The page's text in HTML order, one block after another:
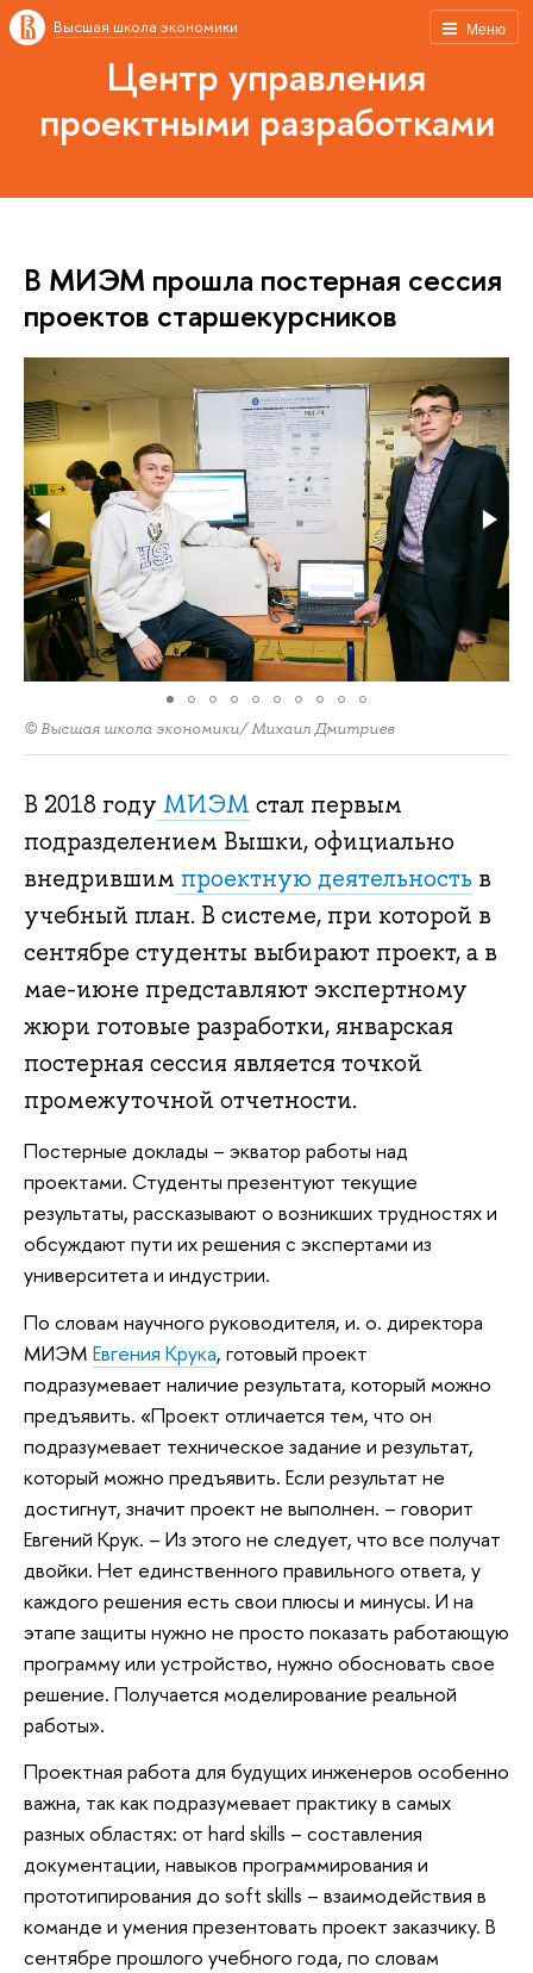
Меню
Высшая школа экономики
Центр управления
проектными разработками
В МИЭМ прошла постерная сессия
проектов старшекурсников
© Высшая школа экономики/ Михаил Дмитриев
В 2018 году МИЭМ стал первым
подразделением Вышки, официально
внедрившим проектную деятельность в
учебный план. В системе, при которой в
сентябре студенты выбирают проект, а в
мае-июне представляют экспертному
жюри готовые разработки, январская
постерная сессия является точкой
промежуточной отчетности.
Постерные доклады – экватор работы над
проектами. Студенты презентуют текущие
результаты, рассказывают о возникших трудностях и
обсуждают пути их решения с экспертами из
университета и индустрии.
По словам научного руководителя, и. о. директора
МИЭМ Евгения Крука, готовый проект
подразумевает наличие результата, который можно
предъявить. «Проект отличается тем, что он
подразумевает техническое задание и результат,
который можно предъявить. Если результат не
достигнут, значит проект не выполнен. – говорит
Евгений Крук. – Из этого не следует, что все получат
двойки. Нет единственного правильного ответа, у
каждого решения есть свои плюсы и минусы. И на
этапе защиты нужно не просто показать работающую
программу или устройство, нужно обосновать свое
решение. Получается моделирование реальной
работы».
Проектная работа для будущих инженеров особенно
важна, так как подразумевает практику в самых
разных областях: от hard skills – составления
документации, навыков программирования и
прототипирования до soft skills – взаимодействия в
команде и умения презентовать проект заказчику. В
сентябре прошлого учебного года, по словам